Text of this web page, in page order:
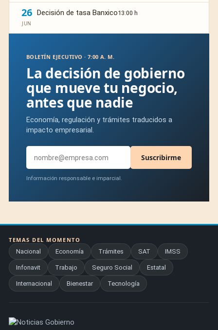
26
JUN
Decisión de tasa Banxico13:00 h
BOLETÍN EJECUTIVO · 7:00 A. M.
La decisión de gobierno
que mueve tu negocio,
antes que nadie
Economía, regulación y trámites traducidos a
impacto empresarial.
Suscribirme
Información responsable e imparcial.
TEMAS DEL MOMENTO
Nacional
Economía Trámites SAT IMSS
Infonavit Trabajo Seguro Social Estatal
Internacional Bienestar Tecnología